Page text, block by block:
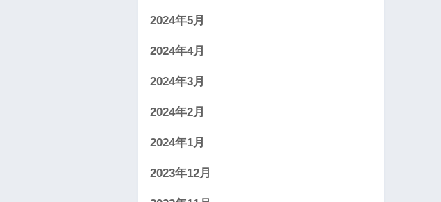
2024年5月
2024年4月
2024年3月
2024年2月
2024年1月
2023年12月